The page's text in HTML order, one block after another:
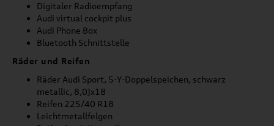
Digitaler Radioempfang
Audi virtual cockpit plus
Audi Phone Box
Bluetooth Schnittstelle
Räder und Reifen
Räder Audi Sport, 5-Y-Doppelspeichen, schwarz
metallic, 8,0Jx18
Reifen 225/40 R18
Leichtmetallfelgen